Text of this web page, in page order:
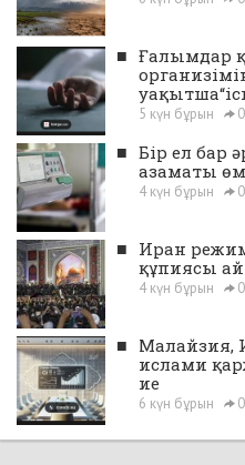
■ Ғалымдар
5 күн бұрын 0
■ Бір ел бар
азаматы
4 күн бұрын 0
■ Иран
құпиясы
4 күн бұрын 0
■ Малайзия,
ислами
ие
6 күн бұрын 0